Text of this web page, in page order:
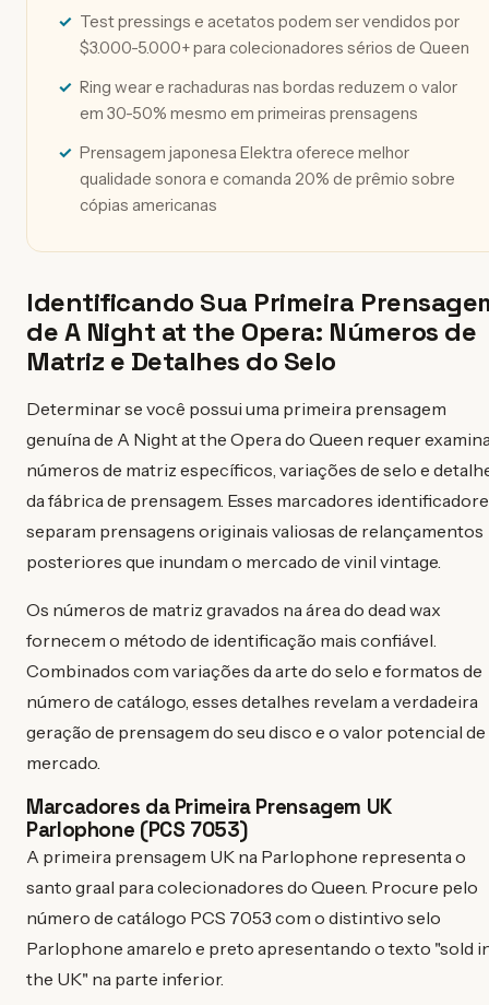
Test pressings e acetatos podem ser vendidos por
$3.000-5.000+ para colecionadores sérios de Queen
Ring wear e rachaduras nas bordas reduzem o valor
em 30-50% mesmo em primeiras prensagens
Prensagem japonesa Elektra oferece melhor
qualidade sonora e comanda 20% de prêmio sobre
cópias americanas
Identificando Sua Primeira
de A Night at the Opera: Números de
Matriz e Detalhes do Selo
Determinar se você possui uma primeira prensagem
genuína de A Night at the Opera do Queen requer
números de matriz específicos, variações de selo e
da fábrica de prensagem. Esses marcadores
separam prensagens originais valiosas de relançamentos
posteriores que inundam o mercado de vinil vintage.
Os números de matriz gravados na área do dead wax
fornecem o método de identificação mais confiável.
Combinados com variações da arte do selo e formatos de
número de catálogo, esses detalhes revelam a verdadeira
geração de prensagem do seu disco e o valor potencial de
mercado.
Marcadores da Primeira Prensagem UK
Parlophone (PCS 7053)
A primeira prensagem UK na Parlophone representa o
santo graal para colecionadores do Queen. Procure pelo
número de catálogo PCS 7053 com o distintivo selo
Parlophone amarelo e preto apresentando o texto "sold
the UK" na parte inferior.